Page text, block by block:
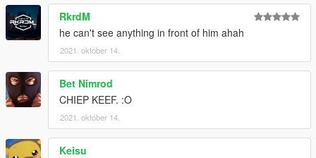
RkrdM
he can't see anything in front of him ahah
2021. október 14.
Bet Nimrod
CHIEP KEEF. :O
2021. október 14.
Keisu